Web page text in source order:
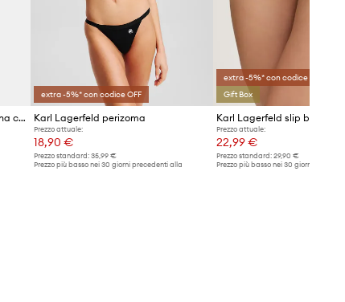
Karl Lagerfeld perizoma da donna con cotone pacco da 3
extra -5%* con codice OFF
Karl Lagerfeld perizoma
Prezzo attuale:
18,90 €
Prezzo standard:35,99 €
Prezzo più basso nei 30 giorni precedenti alla
extra -5%* con codice OFF
Gift Box
Karl Lagerfeld slip
Prezzo attuale:
22,99 €
Prezzo standard: 29,90 €
Prezzo più basso nei 30 giorni